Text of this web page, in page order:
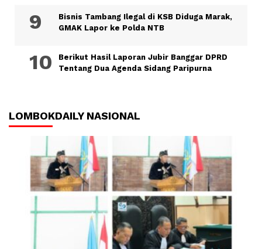
Bisnis Tambang Ilegal di KSB Diduga Marak,
GMAK Lapor ke Polda NTB
Berikut Hasil Laporan Jubir Banggar DPRD
Tentang Dua Agenda Sidang Paripurna
LOMBOKDAILY NASIONAL